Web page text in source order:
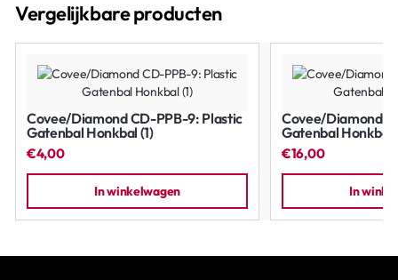
Vergelijkbare producten
Covee/Diamond CD-PPB-9: Plastic
Gatenbal Honkbal (1)
€4,00
In winkelwagen
Covee/Diamond
Gatenbal Honkbal
€16,00
In